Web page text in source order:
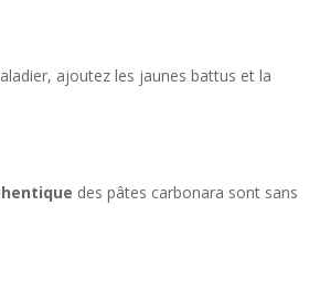
ajoutez les jaunes battus et la
des pâtes carbonara sont sans